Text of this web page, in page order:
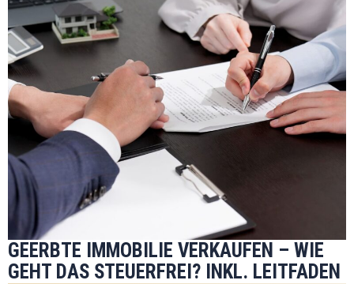
GEERBTE IMMOBILIE VERKAUFEN – WIE
GEHT DAS STEUERFREI? INKL. LEITFADEN